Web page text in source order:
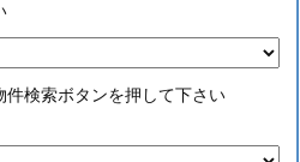
件検索ボタンを押して下さい